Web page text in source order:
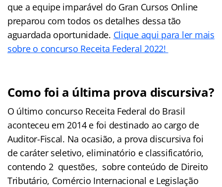
que a equipe imparável do Gran Cursos Online
preparou com todos os detalhes dessa tão
aguardada oportunidade. Clique aqui para ler mais
sobre o concurso Receita Federal 2022!
Como foi a última prova discursiva?
O último concurso Receita Federal do Brasil
aconteceu em 2014 e foi destinado ao cargo de
Auditor-Fiscal. Na ocasião, a prova discursiva foi
de caráter seletivo, eliminatório e classificatório,
contendo 2 questões, sobre conteúdo de Direito
Tributário, Comércio Internacional e Legislação